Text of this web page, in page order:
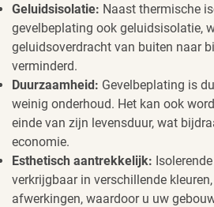
Geluidsisolatie: Naast thermische
gevelbeplating ook geluidsisolatie,
geluidsoverdracht van buiten naar
verminderd.
Duurzaamheid: Gevelbeplating is
weinig onderhoud. Het kan ook
einde van zijn levensduur, wat
economie.
Esthetisch aantrekkelijk:
verkrijgbaar in verschillende
afwerkingen, waardoor u uw